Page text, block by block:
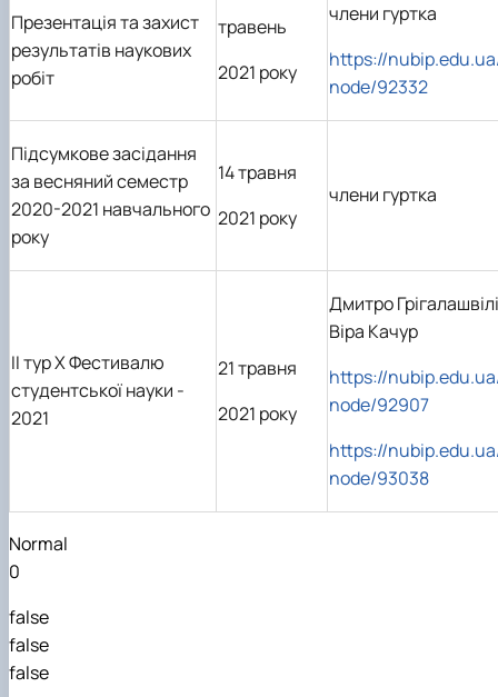
Презентація та захист
результатів наукових
робіт
травень
2021 року
члени гуртка
https://
node/92332
Підсумкове засідання
за весняний семестр
2020-2021 навчального
року
14 травня
2021 року
члени гуртка
ІІ тур Х Фестивалю
студентської науки -
2021
21 травня
2021 року
Дмитро
Віра Качур
https://
node/92907
https://
node/93038
Normal
0
false
false
false